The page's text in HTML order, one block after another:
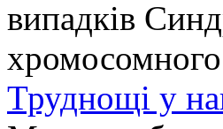
випадків
хромосомного
Труднощі у